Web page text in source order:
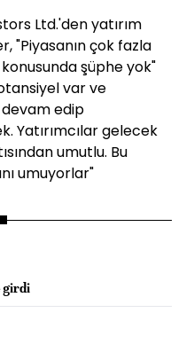
Ltd.'den yatırım
"Piyasanın çok fazla
konusunda şüphe yok"
var ve
devam edip
Yatırımcılar gelecek
umutlu. Bu
umuyorlar"
girdi